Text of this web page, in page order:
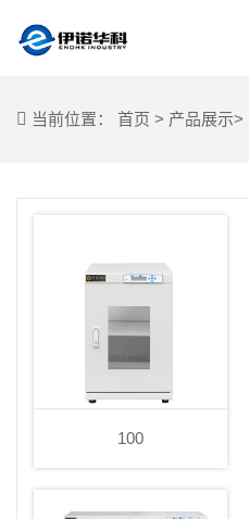
当前位置： 首页 > 产品展示>
100